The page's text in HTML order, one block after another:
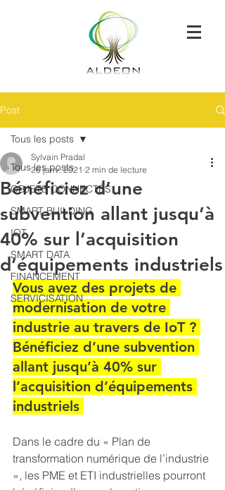
Post
Tous les posts
OBJETS CONNECTÉS
SMART BUILDING
IOT
SMART DATA
FINANCEMENT
SERVICISATION
Tous les posts
Bénéficiez d’une
subvention allant jusqu’à
40% sur l’acquisition
d’équipements industriels
Sylvain Pradal
26 janv. 2021 2 min de lecture
Vous avez des projets de
modernisation de votre
industrie au travers de IoT ?
Bénéficiez d’une subvention
allant jusqu’à 40% sur
l’acquisition d’équipements
industriels
Dans le cadre du « Plan de
transformation numérique de l’industrie
», les PME et ETI industrielles pourront